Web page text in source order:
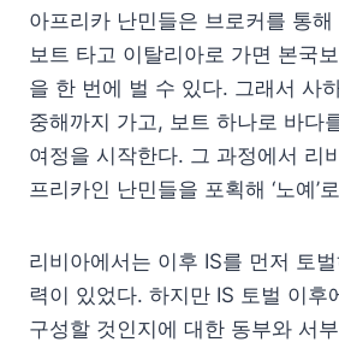
아프리카 난민들은 브로커를 통
보트 타고 이탈리아로 가면 본국
을 한 번에 벌 수 있다. 그래서 사
중해까지 가고, 보트 하나로 바다
여정을 시작한다. 그 과정에서 리
프리카인 난민들을 포획해 ‘노예’
리비아에서는 이후 IS를 먼저 토
력이 있었다. 하지만 IS 토벌 이후
구성할 것인지에 대한 동부와 서